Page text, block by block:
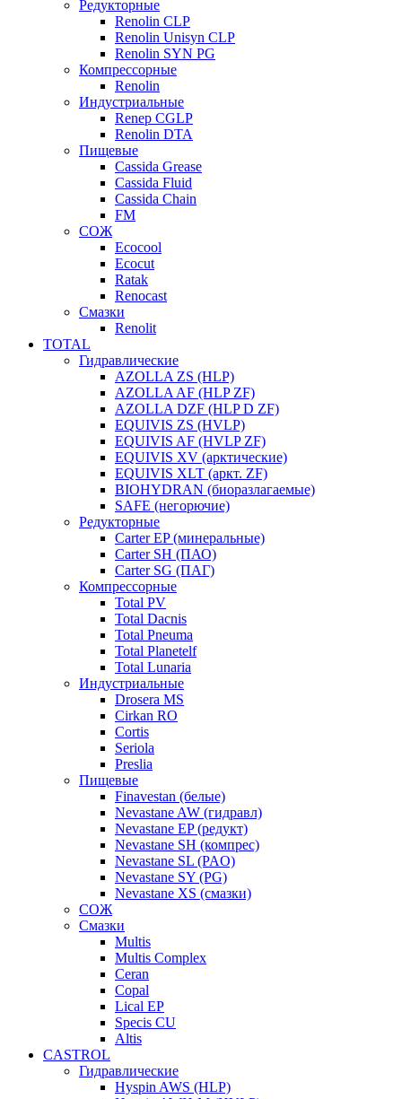
Редукторные
Renolin CLP
Renolin Unisyn CLP
Renolin SYN PG
Компрессорные
Renolin
Индустриальные
Renep CGLP
Renolin DTA
Пищевые
Cassida Grease
Cassida Fluid
Cassida Chain
FM
СОЖ
Ecocool
Ecocut
Ratak
Renocast
Смазки
Renolit
TOTAL
Гидравлические
AZOLLA ZS (HLP)
AZOLLA AF (HLP ZF)
AZOLLA DZF (HLP D ZF)
EQUIVIS ZS (HVLP)
EQUIVIS AF (HVLP ZF)
EQUIVIS XV (арктические)
EQUIVIS XLT (аркт. ZF)
BIOHYDRAN (биоразлагаемые)
SAFE (негорючие)
Редукторные
Carter EP (минеральные)
Carter SH (ПАО)
Carter SG (ПАГ)
Компрессорные
Total PV
Total Dacnis
Total Pneuma
Total Planetelf
Total Lunaria
Индустриальные
Drosera MS
Cirkan RO
Cortis
Seriola
Preslia
Пищевые
Finavestan (белые)
Nevastane AW (гидравл)
Nevastane EP (редукт)
Nevastane SH (компрес)
Nevastane SL (PAO)
Nevastane SY (PG)
Nevastane XS (смазки)
СОЖ
Смазки
Multis
Multis Complex
Ceran
Copal
Lical EP
Specis CU
Altis
CASTROL
Гидравлические
Hyspin AWS (HLP)